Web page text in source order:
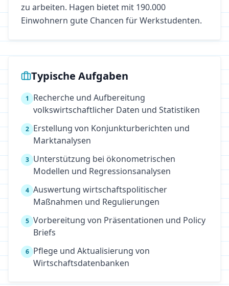
zu arbeiten. Hagen bietet mit 190.000
Einwohnern gute Chancen für Werkstudenten.
Typische Aufgaben
1
Recherche und Aufbereitung
volkswirtschaftlicher Daten und Statistiken
2 Erstellung von Konjunkturberichten und
Marktanalysen
3 Unterstützung bei ökonometrischen
Modellen und Regressionsanalysen
4 Auswertung wirtschaftspolitischer
Maßnahmen und Regulierungen
5 Vorbereitung von Präsentationen und Policy
Briefs
6 Pflege und Aktualisierung von
Wirtschaftsdatenbanken